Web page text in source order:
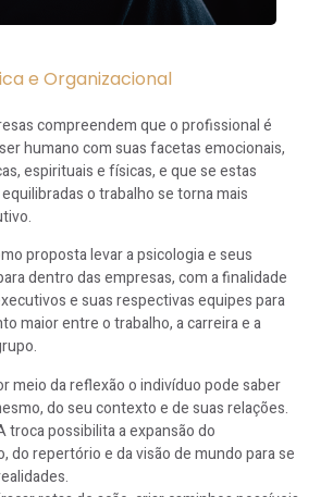
e Organizacional
compreendem que o profissional é
humano com suas facetas emocionais,
espirituais e físicas, e que se estas
o trabalho se torna mais
proposta levar a psicologia e seus
dentro das empresas, com a finalidade
e suas respectivas equipes para
maior entre o trabalho, a carreira e a
meio da reflexão o indivíduo pode saber
do seu contexto e de suas relações.
troca possibilita a expansão do
do repertório e da visão de mundo para se